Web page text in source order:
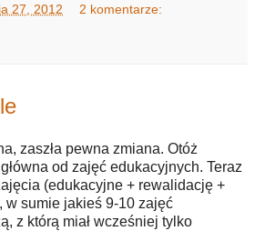
27, 2012 2 komentarze:
zaszła pewna zmiana. Otóż
od zajęć edukacyjnych. Teraz
(edukacyjne + rewalidację +
w sumie jakieś 9-10 zajęć
z którą miał wcześniej tylko